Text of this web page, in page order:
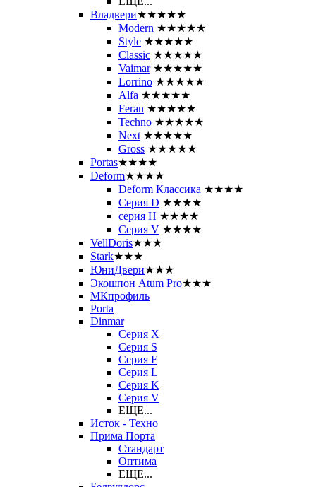
Владвери★★★★★
Modern ★★★★★
Style ★★★★★
Classic ★★★★★
Vaimar ★★★★★
Lorrino ★★★★★
Alfa ★★★★★
Feran ★★★★★
Techno ★★★★★
Next ★★★★★
Gross ★★★★★
Portas★★★★
Deform★★★★
Deform Классика ★★★★
Серия D ★★★★
серия H ★★★★
Серия V ★★★★
VellDoris★★★
Stark★★★
ЮниДвери★★★
Экошпон Atum Pro★★★
МКпрофиль
Porta
Dinmar
Серия X
Серия S
Серия F
Серия L
Серия K
Серия V
ЕЩЕ...
Исток - Техно
Прима Порта
Стандарт
Оптима
ЕЩЕ...